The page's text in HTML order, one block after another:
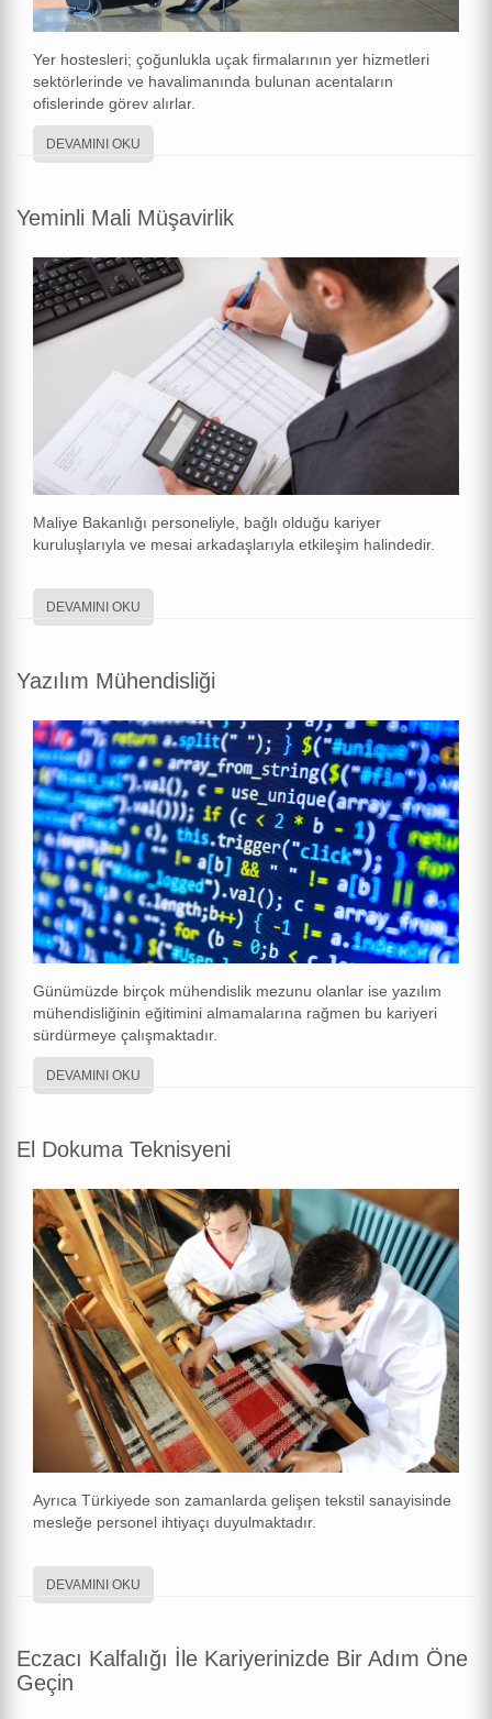
Yer hostesleri; çoğunlukla uçak firmalarının yer hizmetleri
sektörlerinde ve havalimanında bulunan acentaların
ofislerinde görev alırlar.
DEVAMINI OKU
Yeminli Mali Müşavirlik
Maliye Bakanlığı personeliyle, bağlı olduğu kariyer
kuruluşlarıyla ve mesai arkadaşlarıyla etkileşim halindedir.
DEVAMINI OKU
Yazılım Mühendisliği
Günümüzde birçok mühendislik mezunu olanlar ise yazılım
mühendisliğinin eğitimini almamalarına rağmen bu kariyeri
sürdürmeye çalışmaktadır.
DEVAMINI OKU
El Dokuma Teknisyeni
Ayrıca Türkiyede son zamanlarda gelişen tekstil sanayisinde
mesleğe personel ihtiyaçı duyulmaktadır.
DEVAMINI OKU
Eczacı Kalfalığı İle Kariyerinizde Bir Adım Öne
Geçin